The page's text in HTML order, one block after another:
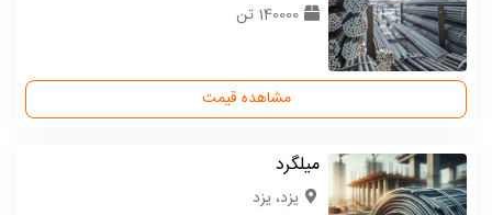
140000 تن
مشاهده قیمت
میلگرد
یزد، یزد